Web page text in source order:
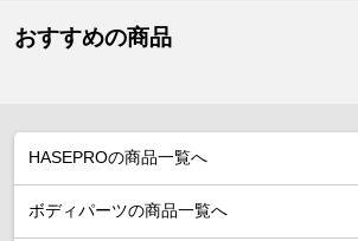
おすすめの商品
HASEPROの商品一覧へ
ボディパーツの商品一覧へ